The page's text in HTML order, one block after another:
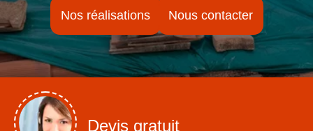
Nos réalisations Nous contacter
Devis gratuit